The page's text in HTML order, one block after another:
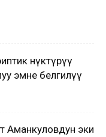
өнүктүрүү
эмне белгилүү
Аманкуловдун эки